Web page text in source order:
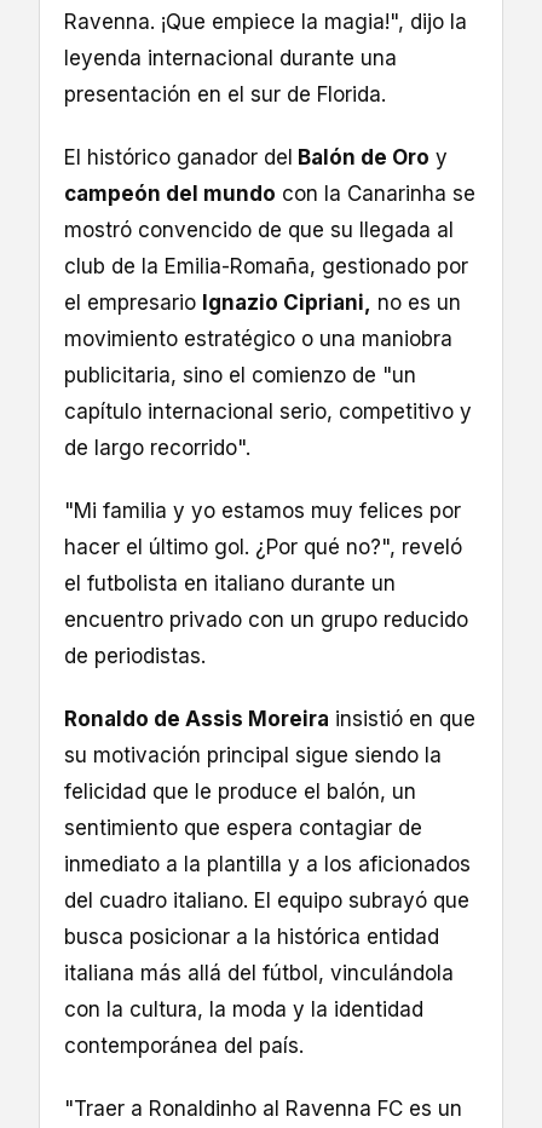
Ravenna. ¡Que empiece la magia!", dijo la
leyenda internacional durante una
presentación en el sur de Florida.
El histórico ganador del Balón de Oro y
campeón del mundo con la Canarinha se
mostró convencido de que su llegada al
club de la Emilia-Romaña, gestionado por
el empresario Ignazio Cipriani, no es un
movimiento estratégico o una maniobra
publicitaria, sino el comienzo de "un
capítulo internacional serio, competitivo y
de largo recorrido".
"Mi familia y yo estamos muy felices por
hacer el último gol. ¿Por qué no?", reveló
el futbolista en italiano durante un
encuentro privado con un grupo reducido
de periodistas.
Ronaldo de Assis Moreira insistió en que
su motivación principal sigue siendo la
felicidad que le produce el balón, un
sentimiento que espera contagiar de
inmediato a la plantilla y a los aficionados
del cuadro italiano. El equipo subrayó que
busca posicionar a la histórica entidad
italiana más allá del fútbol, vinculándola
con la cultura, la moda y la identidad
contemporánea del país.
"Traer a Ronaldinho al Ravenna FC es un